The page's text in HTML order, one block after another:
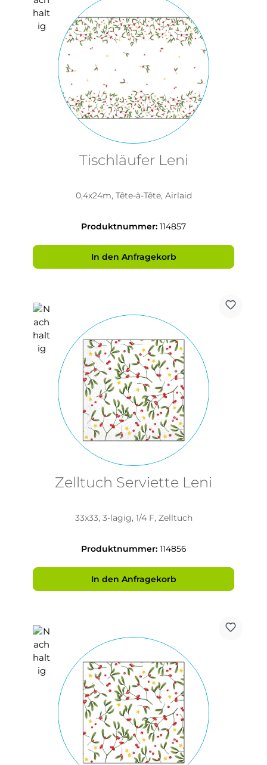
Tischläufer Leni
0,4x24m, Tête-à-Tête, Airlaid
Produktnummer: 114857
In den Anfragekorb
Zelltuch Serviette Leni
33x33, 3-lagig, 1/4 F, Zelltuch
Produktnummer: 114856
In den Anfragekorb